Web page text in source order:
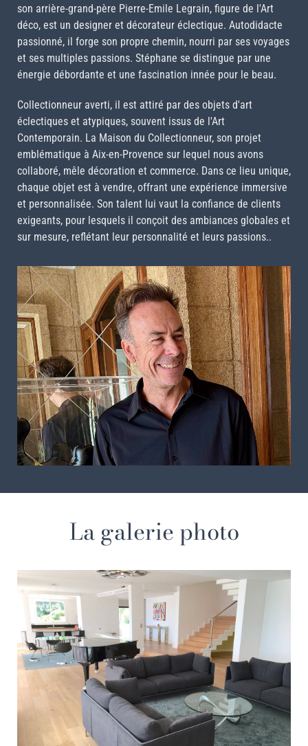
son arrière-grand-père Pierre-Emile Legrain, figure de l'Art
déco, est un designer et décorateur éclectique. Autodidacte
passionné, il forge son propre chemin, nourri par ses voyages
et ses multiples passions. Stéphane se distingue par une
énergie débordante et une fascination innée pour le beau.
Collectionneur averti, il est attiré par des objets d'art
éclectiques et atypiques, souvent issus de l'Art
Contemporain. La Maison du Collectionneur, son projet
emblématique à Aix-en-Provence sur lequel nous avons
collaboré, mêle décoration et commerce. Dans ce lieu unique,
chaque objet est à vendre, offrant une expérience immersive
et personnalisée. Son talent lui vaut la confiance de clients
exigeants, pour lesquels il conçoit des ambiances globales et
sur mesure, reflétant leur personnalité et leurs passions..
La galerie photo